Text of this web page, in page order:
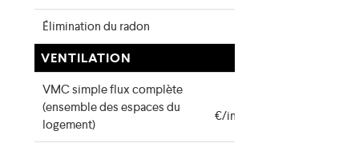
Élimination du radon
VENTILATION
VMC simple flux complète
(ensemble des espaces du
logement)
€/installation